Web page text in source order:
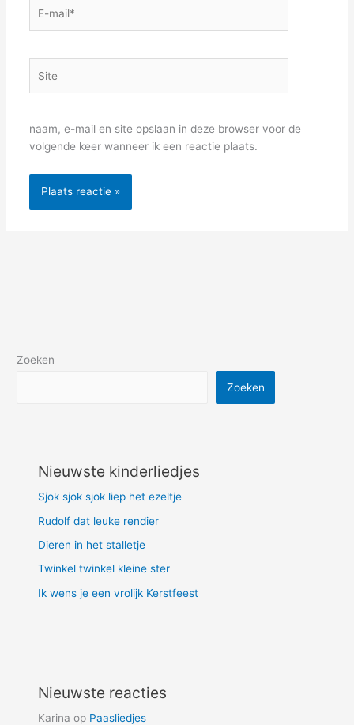
mail*
naam, e-mail en site opslaan in deze browser voor de
volgende keer wanneer ik een reactie plaats.
Zoeken
Zoeken
Nieuwste kinderliedjes
Sjok sjok sjok liep het ezeltje
Rudolf dat leuke rendier
Dieren in het stalletje
Twinkel twinkel kleine ster
Ik wens je een vrolijk Kerstfeest
Nieuwste reacties
Karina op Paasliedjes